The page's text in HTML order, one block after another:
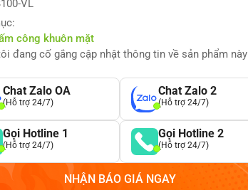
VL
công khuôn mặt
đang cố gắng cập nhật thông tin về sản phẩm
Chat Zalo OA
(Hỗ trợ 24/7)
Chat Zalo 2
(Hỗ trợ 24/7)
Gọi Hotline 1
(Hỗ trợ 24/7)
Gọi Hotline 2
(Hỗ trợ 24/7)
NHẬN BÁO GIÁ NGAY